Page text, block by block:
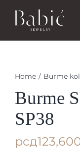
Prstenje
Home / Burme
Burme
SP38
рсд